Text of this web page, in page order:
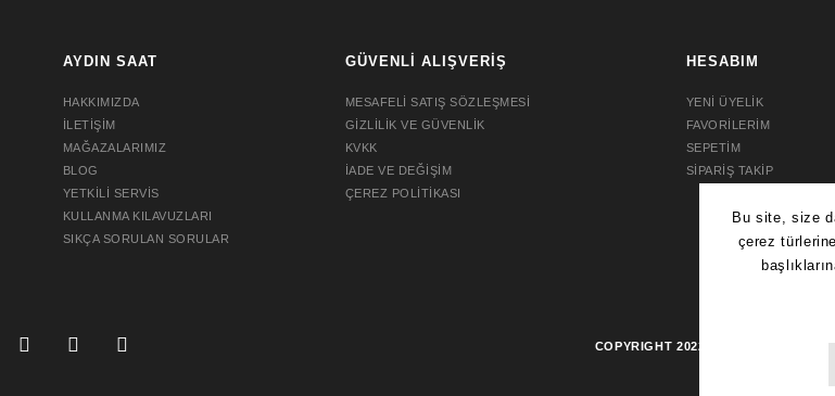
SEIKO PROSPEX SPB509J1
AYDIN SAAT
HAKKIMIZDA
İLETİŞİM
MAĞAZALARIMIZ
BLOG
YETKİLİ SERVİS
KULLANMA KILAVUZLARI
SIKÇA SORULAN SORULAR
GÜVENLİ ALIŞVERİŞ
MESAFELİ SATIŞ SÖZLEŞMESİ
GİZLİLİK VE GÜVENLİK
KVKK
İADE VE DEĞİŞİM
ÇEREZ POLİTİKASI
HESABIM
YENİ ÜYELİK
FAVORİLERİM
SEPETİM
SİPARİŞ TAKİP
COPYRIGHT 2022 © AYDIN SAAT.